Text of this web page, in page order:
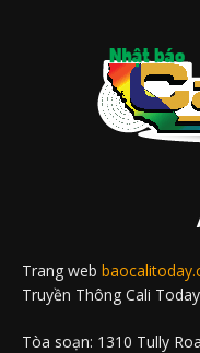
Trang web
Truyền Thông Cali Today
Tòa soạn: 1310 Tully